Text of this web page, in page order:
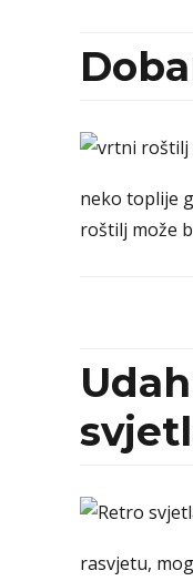
neko toplije
roštilj može
rasvjetu,